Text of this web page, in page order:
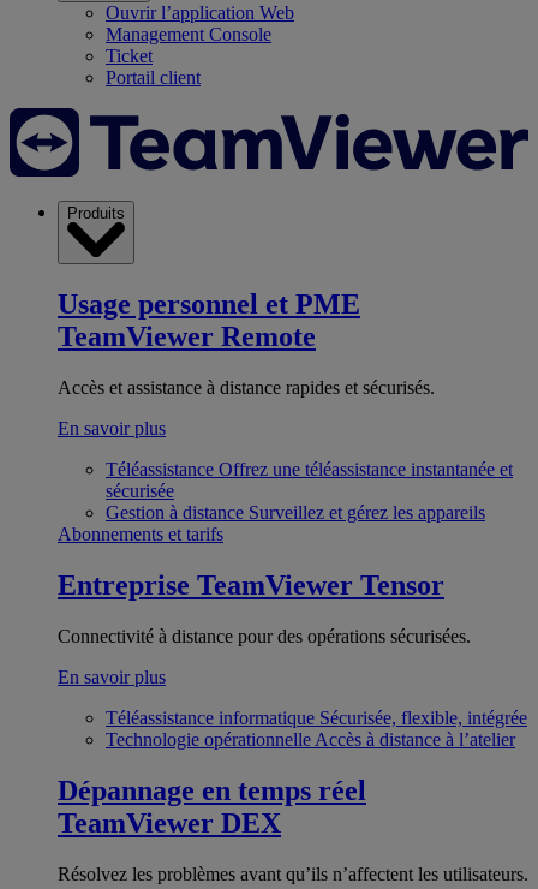
Ouvrir l’application Web
Management Console
Ticket
Portail client
Produits
Usage personnel et PME
TeamViewer Remote
Accès et assistance à distance rapides et sécurisés.
En savoir plus
Téléassistance Offrez une téléassistance instantanée et
sécurisée
Gestion à distance Surveillez et gérez les appareils
Abonnements et tarifs
Entreprise TeamViewer Tensor
Connectivité à distance pour des opérations sécurisées.
En savoir plus
Téléassistance informatique Sécurisée, flexible, intégrée
Technologie opérationnelle Accès à distance à l’atelier
Dépannage en temps réel
TeamViewer DEX
Résolvez les problèmes avant qu’ils n’affectent les utilisateurs.